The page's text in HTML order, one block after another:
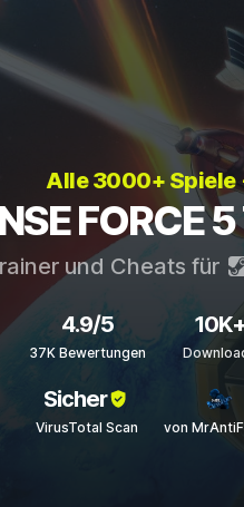
Alle 3000+
FORCE
und Cheats für
4.9/5
37K Bewertungen
Sicher
VirusTotal Scan von